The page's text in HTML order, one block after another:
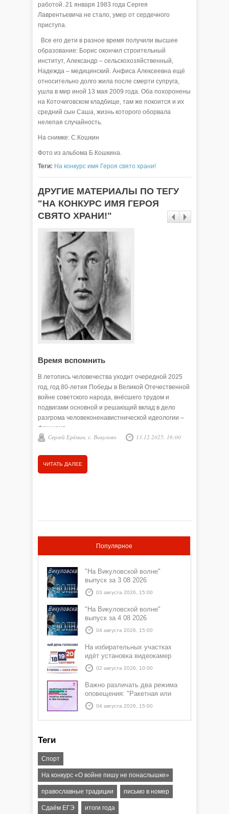
работой. 21 января 1983 года Сергея
Лаврентьевича не стало, умер от сердечного
приступа.
Все его дети в разное время получили высшее
образование: Борис окончил строительный
институт, Александр – сельскохозяйственный,
Надежда – медицинский. Анфиса Алексеевна ещё
относительно долго жила после смерти супруга,
ушла в мир иной 13 мая 2009 года. Оба похоронены
на Коточиговском кладбище, там же покоится и их
средний сын Саша, жизнь которого оборвала
нелепая случайность.
На снимке: С.Кошкин
Фото из альбома Б.Кошкина.
Теги: На конкурс имя Героя свято храни!
ДРУГИЕ МАТЕРИАЛЫ ПО ТЕГУ
"НА КОНКУРС ИМЯ ГЕРОЯ
СВЯТО ХРАНИ!"
Время вспомнить
В летопись человечества уходит очередной 2025
год, год 80-летия Победы в Великой Отечественной
войне советского народа, внёсшего трудом и
подвигами основной и решающий вклад в дело
разгрома человеконенавистнической идеологии –
фашизма.
Сергей Ерёмин, с. Викулово 13.12.2025, 16:00
ЧИТАТЬ ДАЛЕЕ
Популярное
"На Викуловской волне"
выпуск за 3 08 2026
03 августа 2026, 15:00
"На Викуловской волне"
выпуск за 4 08 2026
04 августа 2026, 15:00
На избирательных участках
идёт установка видеокамер
02 августа 2026, 10:00
Важно различать два режима
оповещения: "Ракетная или
БПЛА опасность" и "Угроза
атаки ракеты или БПЛА"
04 августа 2026, 15:00
Теги
Спорт
На конкурс «О войне пишу не понаслышке»
православные традиции письмо в номер
Сдаём ЕГЭ итоги года